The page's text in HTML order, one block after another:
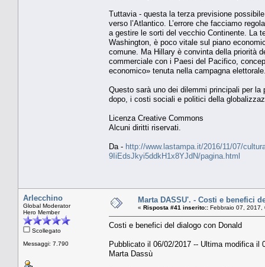
Tuttavia - questa la terza previsione
verso l’Atlantico. L’errore che facciamo
a gestire le sorti del vecchio Continente. La
Washington, è poco vitale sul piano
comune. Ma Hillary è convinta della priorità
commerciale con i Paesi del Pacifico,
economico» tenuta nella campagna
Questo sarà uno dei dilemmi principali per
dopo, i costi sociali e politici della
Licenza Creative Commons
Alcuni diritti riservati.
Da - http://www.lastampa.it/2016/11/07/
9IiEdsJkyi5ddkH1x8YJdN/pagina.html
Arlecchino
Global Moderator
Hero Member
Scollegato
Messaggi: 7.790
Marta DASSU'. - Costi e benefici
« Risposta #41 inserito:: Febbraio 07, 2017,
Costi e benefici del dialogo con Donald
Pubblicato il 06/02/2017 -- Ultima modifica il
Marta Dassù